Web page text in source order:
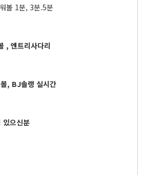
볼 1분, 3분.5분
, 엔트리사다리
, BJ솔랭 실시간
있으신분